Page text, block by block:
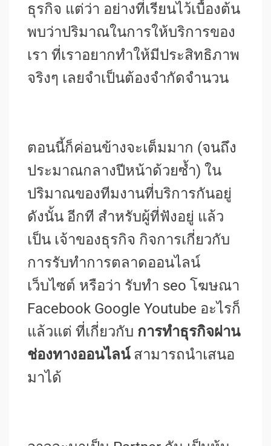
ธุรกิจ แต่ว่า อย่างที่เรียนไว้เบื้องต้น
พบว่าปริมาณในการให้บริการของ
เรา ที่เราอยากทำให้มีประสิทธิภาพ
จริงๆ เลยจำเป็นต้องจำกัดจำนวน
ตอนนี้ก็ค่อนข้างจะเต็มมาก (จนถึง
ประมาณกลางปีหน้าด้วยซ้ำ) ใน
ปริมาณของทีมงานที่บริการกันอยู่
ดังนั้น อีกที สำหรับผู้ที่ฟังอยู่ แล้ว
เป็น เจ้าของธุรกิจ กิจการเกี่ยวกับ
การรับทําการตลาดออนไลน์
เว็บไซต์ หรือว่า รับทำ seo โฆษณา
Facebook Google Youtube อะไรก็
แล้วแต่ ที่เกี่ยวกับ การทำธุรกิจผ่าน
ช่องทางออนไลน์สามารถนำเสนอ
มาได้